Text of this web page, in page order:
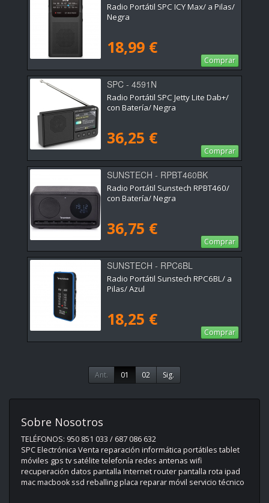
Radio Portátil SPC ICY Max/ a Pilas/
Negra
18,99 €
Comprar
SPC - 4591N
Radio Portátil SPC Jetty Lite Dab+/
con Batería/ Negra
36,25 €
Comprar
SUNSTECH - RPBT460BK
Radio Portátil Sunstech RPBT460/
con Batería/ Negra
36,75 €
Comprar
SUNSTECH - RPC6BL
Radio Portátil Sunstech RPC6BL/ a
Pilas/ Azul
18,25 €
Comprar
Ant. 01 02 Sig.
Sobre Nosotros
TELÉFONOS: 950 851 033 / 687 086 632
SPC Electrónica Venta reparación informática portátiles tablet
móviles gps tv satélite telefonía redes antenas wifi
recuperación datos pantalla Internet router pantalla rota ipad
mac macbook ssd reballing placa reparar móvil servicio técnico